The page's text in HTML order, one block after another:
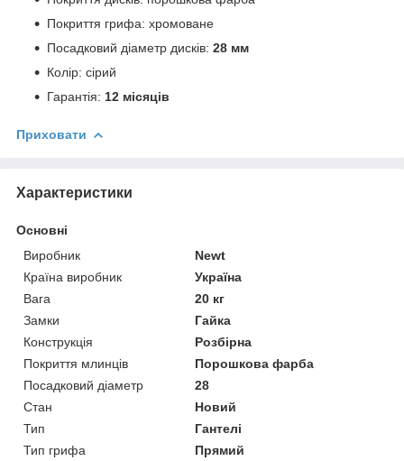
Покриття грифа: хромоване
Посадковий діаметр дисків: 28 мм
Колір: сірий
Гарантія: 12 місяців
Приховати
Характеристики
Основні
Виробник
Newt
Країна виробник
Україна
Вага
20 кг
Замки
Гайка
Конструкція
Розбірна
Покриття млинців
Порошкова фарба
Посадковий діаметр
28
Стан
Новий
Тип
Гантелі
Тип грифа
Прямий